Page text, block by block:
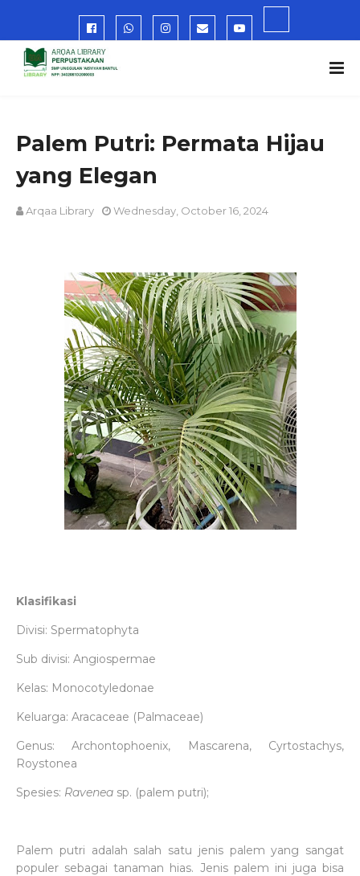
Palem Putri: Permata Hijau
yang Elegan
Arqaa Library Wednesday, October 16, 2024
Klasifikasi
Divisi: Spermatophyta
Sub divisi: Angiospermae
Kelas: Monocotyledonae
Keluarga: Aracaceae (Palmaceae)
Genus: Archontophoenix, Mascarena, Cyrtostachys,
Roystonea
Spesies: Ravenea sp. (palem putri);
Palem putri adalah salah satu jenis palem yang sangat
populer sebagai tanaman hias. Jenis palem ini juga bisa